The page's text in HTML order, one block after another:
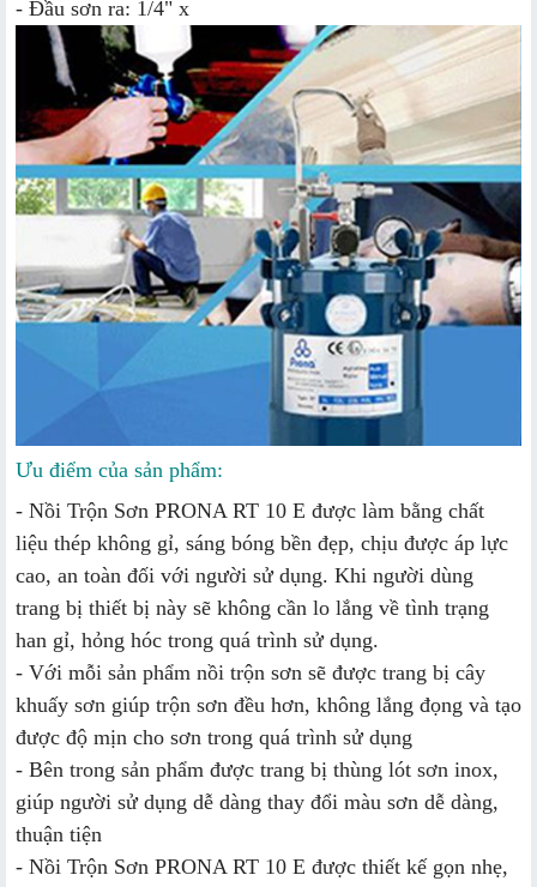
- Đầu sơn ra: 1/4" x
Ưu điểm của sản phẩm:
- Nồi Trộn Sơn PRONA RT 10 E được làm bằng chất
liệu thép không gỉ, sáng bóng bền đẹp, chịu được áp lực
cao, an toàn đối với người sử dụng. Khi người dùng
trang bị thiết bị này sẽ không cần lo lắng về tình trạng
han gỉ, hỏng hóc trong quá trình sử dụng.
- Với mỗi sản phẩm nồi trộn sơn sẽ được trang bị cây
khuấy sơn giúp trộn sơn đều hơn, không lắng đọng và tạo
được độ mịn cho sơn trong quá trình sử dụng
- Bên trong sản phẩm được trang bị thùng lót sơn inox,
giúp người sử dụng dễ dàng thay đổi màu sơn dễ dàng,
thuận tiện
- Nồi Trộn Sơn PRONA RT 10 E được thiết kế gọn nhẹ,